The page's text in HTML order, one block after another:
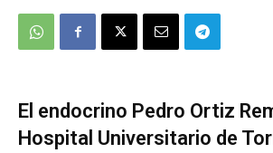
El endocrino Pedro Ortiz
Hospital Universitario de